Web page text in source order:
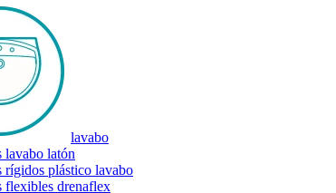
lavabo
lavabo latón
rígidos plástico lavabo
flexibles drenaflex